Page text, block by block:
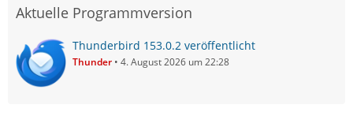
Aktuelle Programmversion
Thunderbird 153.0.2 veröffentlicht
Thunder 4. August 2026 um 22:28